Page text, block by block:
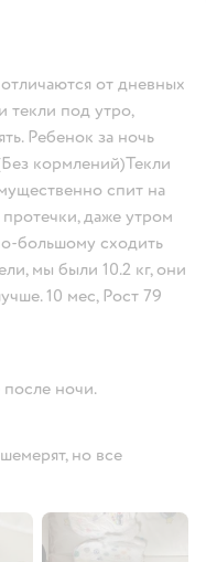
от дневных
текли под утро,
Ребенок за ночь
кормлений)Текли
спит на
даже утром
большому сходить
мы были 10.2 кг, они
10 мес, Рост 79
ночи.
но все